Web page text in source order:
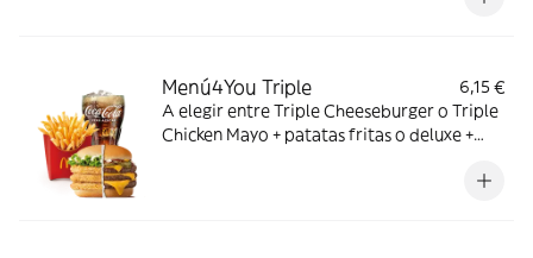
Menú4You Triple
6,15 €
A elegir entre Triple Cheeseburger o Triple
Chicken Mayo + patatas fritas o deluxe +